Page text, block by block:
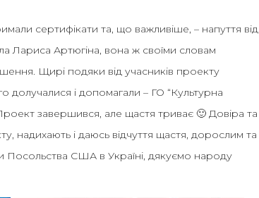
сертифікати та, що важливіше, – напуття від
Лариса Артюгіна, вона ж своїми словам
Щирі подяки від учасників проекту
долучалися і допомагали – ГО “Культурна
завершився, але щастя триває 🙂 Довіра та
надихають і даюсь відчуття щастя, дорослим та
Посольства США в Україні, дякуємо народу